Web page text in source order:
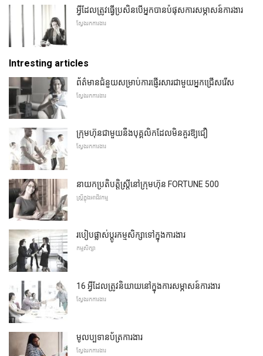
អ្វីដែលត្រូវធ្វើប្រសិនបើអ្នកបានបំផុសការសម្ភាសន៍ការងារ
ស្វែងរកការងារ
Intresting articles
ព័ត៌មានជំនួយសម្រាប់ការផ្ញើរសារជាមួយអ្នកជ្រើសរើស
ស្វែងរកការងារ
ក្រុមហ៊ុនជាមួយនឹងបុគ្គលិកដែលមិនគួរឱ្យជឿ
ស្វែងរកការងារ
នាយកប្រតិបត្តិស្ត្រីនៅក្រុមហ៊ុន FORTUNE 500
ស្ត្រីក្នុងអាជីវកម្ម
របៀបផ្លាស់ប្តូរកម្មសិក្សាទៅក្នុងការងារ
កម្មសិក្សា
16 អ្វីដែលត្រូវនិយាយនៅក្នុងការសម្ភាសន៍ការងារ
ស្វែងរកការងារ
មូលប្បទានប័ត្រការងារ
ស្វែងរកការងារ